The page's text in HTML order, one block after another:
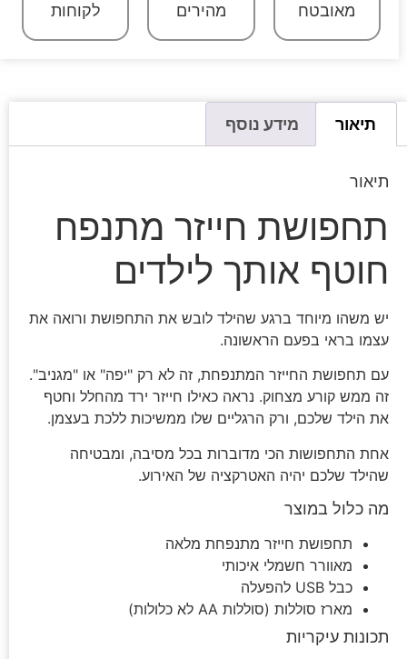
מאובטח
מהירים
לקוחות
תיאור מידע נוסף
תיאור
תחפושת חייזר מתנפח
חוטף אותך לילדים
יש משהו מיוחד ברגע שהילד לובש את התחפושת ורואה את
עצמו בראי בפעם הראשונה.
עם תחפושת החייזר המתנפחת, זה לא רק "יפה" או "מגניב".
זה ממש קורע מצחוק. נראה כאילו חייזר ירד מהחלל וחטף
את הילד שלכם, ורק הרגליים שלו ממשיכות ללכת בעצמן.
אחת התחפושות הכי מדוברות בכל מסיבה, ומבטיחה
שהילד שלכם יהיה האטרקציה של האירוע.
מה כלול במוצר
תחפושת חייזר מתנפחת מלאה
מאוורר חשמלי איכותי
כבל USB להפעלה
מארז סוללות (סוללות AA לא כלולות)
תכונות עיקריות